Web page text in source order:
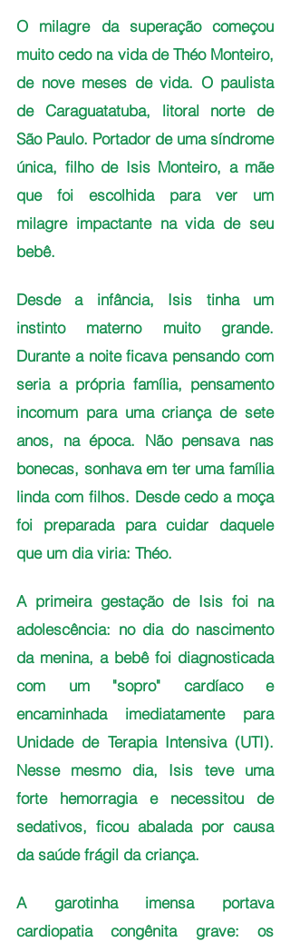
O milagre da superação começou
muito cedo na vida de Théo Monteiro,
de nove meses de vida. O paulista
de Caraguatatuba, litoral norte de
São Paulo. Portador de uma síndrome
única, filho de Isis Monteiro, a mãe
que foi escolhida para ver um
milagre impactante na vida de seu
bebê.
Desde a infância, Isis tinha um
instinto materno muito grande.
Durante a noite ficava pensando com
seria a própria família, pensamento
incomum para uma criança de sete
anos, na época. Não pensava nas
bonecas, sonhava em ter uma família
linda com filhos. Desde cedo a moça
foi preparada para cuidar daquele
que um dia viria: Théo.
A primeira gestação de Isis foi na
adolescência: no dia do nascimento
da menina, a bebê foi diagnosticada
com um "sopro" cardíaco e
encaminhada imediatamente para
Unidade de Terapia Intensiva (UTI).
Nesse mesmo dia, Isis teve uma
forte hemorragia e necessitou de
sedativos, ficou abalada por causa
da saúde frágil da criança.
A garotinha imensa portava
cardiopatia congênita grave: os